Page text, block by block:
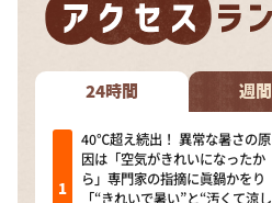
24時間 週間
40℃超え続出！ 異常な暑さの原
因は「空気がきれいになったか
ら」専門家の指摘に眞鍋かをり
「“きれいで暑い”と“汚くて涼し